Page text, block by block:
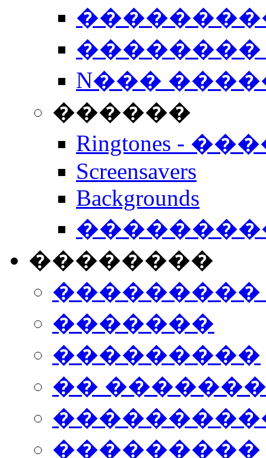
��������
N���
������
Ringtones -
Screensavers
Backgrounds
��������
���������
�������
���������
��
���������